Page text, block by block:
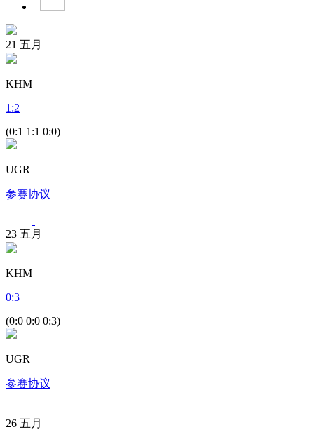
21 五月
KHM
1 :2
(0:1 1:1 0:0)
UGR
参赛协议
23 五月
KHM
0:3
(0:0 0:0 0:3)
UGR
参赛协议
26 五月